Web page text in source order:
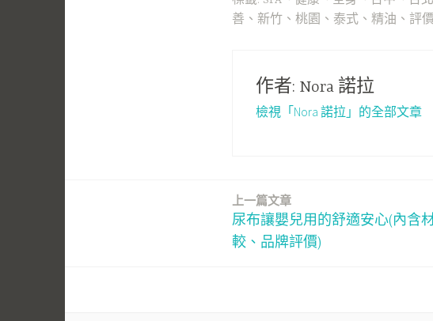
善 、 新竹 、 桃園 、 泰式 、 精油 、 評價
作者: Nora 諾拉
檢視「Nora 諾拉」的全部文章
上一篇文章
尿布讓嬰兒用的舒適安心(內含
較、品牌評價)